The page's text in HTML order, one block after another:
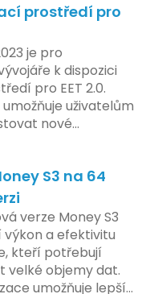
která by
určité zákonné
osobních údajů.
se zaměřuje na
uživatelských
obavy ohledně
dat uživatelů.
spotřebitelů,
různých zemí jsou
vývoj celého
Vedení
neposkytlo
o
či časové
prostředí pro
je pro
k dispozici
pro EET 2.0.
uživatelům
nové
prostředí. Uživatelé
se seznámit s
tím lépe připravit
oficiální zavedení
S3 na 64
verze Money S3
výkon a efektivitu
kteří potřebují
velké objemy dat.
umožňuje lepší